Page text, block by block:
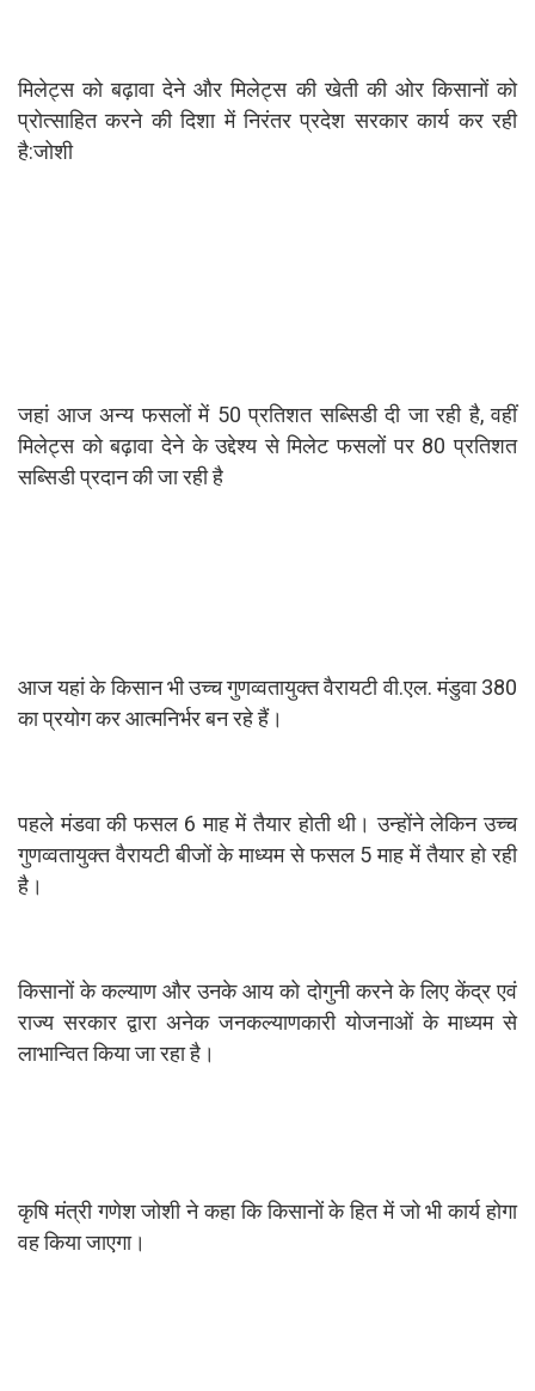
मिलेट्स को बढ़ावा देने और मिलेट्स की खेती की ओर किसानों को
प्रोत्साहित करने की दिशा में निरंतर प्रदेश सरकार कार्य कर रही
है:जोशी
जहां आज अन्य फसलों में 50 प्रतिशत सब्सिडी दी जा रही है, वहीं
मिलेट्स को बढ़ावा देने के उद्देश्य से मिलेट फसलों पर 80 प्रतिशत
सब्सिडी प्रदान की जा रही है
आज यहां के किसान भी उच्च गुणव्वतायुक्त वैरायटी वी.एल. मंडुवा 380
का प्रयोग कर आत्मनिर्भर बन रहे हैं।
पहले मंडवा की फसल 6 माह में तैयार होती थी। उन्होंने लेकिन उच्च
गुणव्वतायुक्त वैरायटी बीजों के माध्यम से फसल 5 माह में तैयार हो रही
है।
किसानों के कल्याण और उनके आय को दोगुनी करने के लिए केंद्र एवं
राज्य सरकार द्वारा अनेक जनकल्याणकारी योजनाओं के माध्यम से
लाभान्वित किया जा रहा है।
कृषि मंत्री गणेश जोशी ने कहा कि किसानों के हित में जो भी कार्य होगा
वह किया जाएगा।